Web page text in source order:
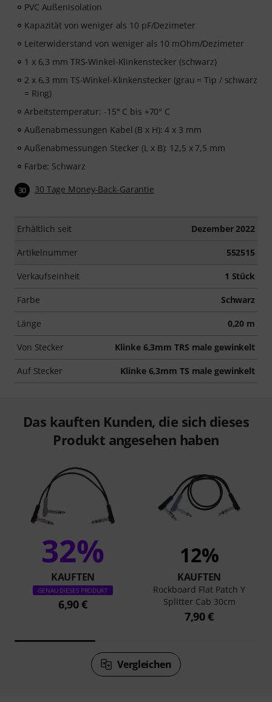
PVC Außenisolation
Kapazität von weniger als 10 pF/Dezimeter
Leiterwiderstand von weniger als 10 mOhm/Dezimeter
1 x 6,3 mm TRS-Winkel-Klinkenstecker (schwarz)
2 x 6,3 mm TS-Winkel-Klinkenstecker (grau = Tip / schwarz
= Ring)
Arbeitstemperatur: -15° C bis +70° C
Außenabmessungen Kabel (B x H): 4 x 3 mm
Außenabmessungen Stecker (L x B): 12,5 x 7,5 mm
Farbe: Schwarz
30 30 Tage Money-Back-Garantie
Erhältlich seit Dezember 2022
Artikelnummer 552515
Verkaufseinheit 1 Stück
Farbe Schwarz
Länge 0,20 m
Von Stecker Klinke 6,3mm TRS male gewinkelt
Auf Stecker Klinke 6,3mm TS male gewinkelt
Das kauften Kunden, die sich dieses
Produkt angesehen haben
32%
KAUFTEN
GENAU DIESES PRODUKT
6,90 €
12%
KAUFTEN
Rockboard Flat Patch Y
Splitter Cab 30cm
7,90 €
Vergleichen